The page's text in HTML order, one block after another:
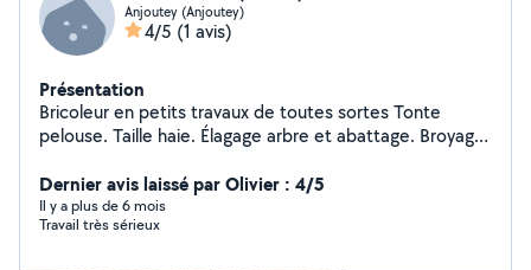
Anjoutey (Anjoutey)
4/5 (1 avis)
Présentation
Bricoleur en petits travaux de toutes sortes Tonte
pelouse. Taille haie. Élagage arbre et abattage. Broyage
Dernier avis laissé par Olivier : 4/5
Il y a plus de 6 mois
Travail très sérieux